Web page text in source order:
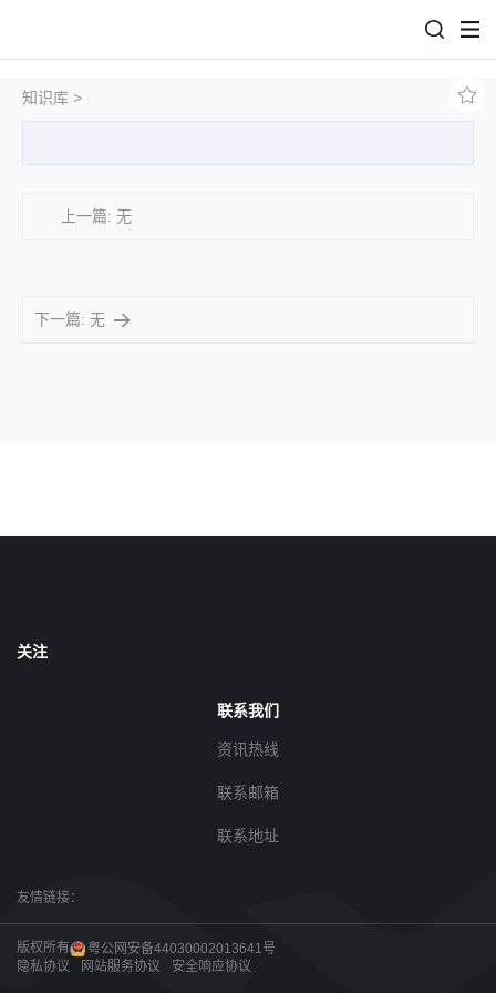
知识库 >
上一篇: 无
下一篇: 无
关注
联系我们
资讯热线
联系邮箱
联系地址
友情链接：
版权所有
粤公网安备44030002013641号
隐私协议
网站服务协议 安全响应协议